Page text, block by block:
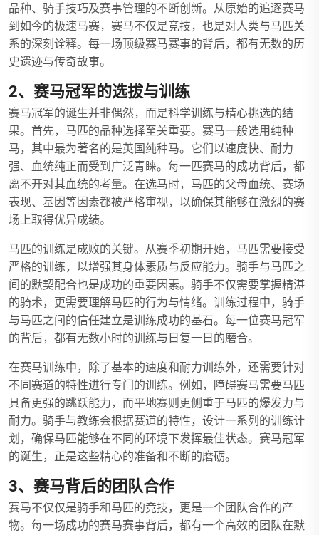
品种、骑手技巧及赛事管理的不断创新。从原始的追逐赛马
到如今的极速马赛，赛马不仅是竞技，也是对人类与马匹关
系的深刻诠释。每一场顶级赛马赛事的背后，都有无数的历
史遗迹与传奇故事。
2、赛马冠军的选拔与训练
赛马冠军的诞生并非偶然，而是科学训练与精心挑选的结
果。首先，马匹的品种选择至关重要。赛马一般选用纯种
马，其中最为著名的是英国纯种马。它们以速度快、耐力
强、血统纯正而受到广泛青睐。每一匹赛马的成功背后，都
离不开对其血统的考量。在选马时，马匹的父母血统、赛场
表现、基因等因素都被严格审视，以确保其能够在激烈的赛
场上取得优异成绩。
马匹的训练是成败的关键。从赛季初期开始，马匹需要接受
严格的训练，以增强其身体素质与反应能力。骑手与马匹之
间的默契配合也是成功的重要因素。骑手不仅需要掌握精湛
的骑术，更需要理解马匹的行为与情绪。训练过程中，骑手
与马匹之间的信任建立是训练成功的基石。每一位赛马冠军
的背后，都有无数小时的训练与日复一日的磨合。
在赛马训练中，除了基本的速度和耐力训练外，还需要针对
不同赛道的特性进行专门的训练。例如，障碍赛马需要马匹
具备更强的跳跃能力，而平地赛则更侧重于马匹的爆发力与
耐力。骑手与教练会根据赛道的特性，设计一系列的训练计
划，确保马匹能够在不同的环境下发挥最佳状态。赛马冠军
的诞生，正是这些精心的准备和不断的磨砺。
3、赛马背后的团队合作
赛马不仅仅是骑手和马匹的竞技，更是一个团队合作的产
物。每一场成功的赛马赛事背后，都有一个高效的团队在默